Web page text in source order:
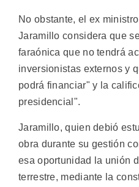
No obstante, el ex
Jaramillo considera que
faraónica que no tendrá
inversionistas externos y
podrá financiar" y la
presidencial".
Jaramillo, quien debió
obra durante su gestión
esa oportunidad la unión
terrestre, mediante la